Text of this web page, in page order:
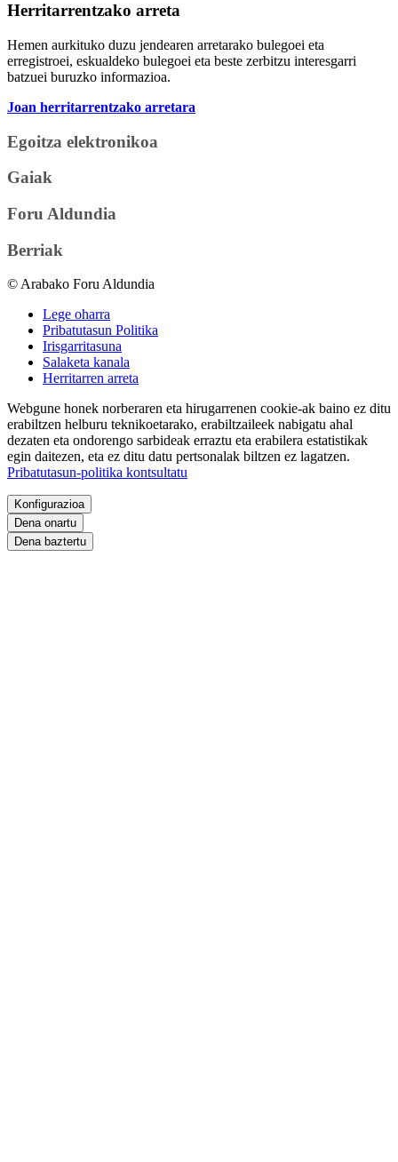
Herritarrentzako arreta
Hemen aurkituko duzu jendearen arretarako bulegoei eta
erregistroei, eskualdeko bulegoei eta beste zerbitzu interesgarri
batzuei buruzko informazioa.
Joan herritarrentzako arretara
Egoitza elektronikoa
Gaiak
Foru Aldundia
Berriak
© Arabako Foru Aldundia
Lege oharra
Pribatutasun Politika
Irisgarritasuna
Salaketa kanala
Herritarren arreta
Webgune honek norberaren eta hirugarrenen cookie-ak baino ez ditu
erabiltzen helburu teknikoetarako, erabiltzaileek nabigatu ahal
dezaten eta ondorengo sarbideak erraztu eta erabilera estatistikak
egin daitezen, eta ez ditu datu pertsonalak biltzen ez lagatzen.
Pribatutasun-politika kontsultatu
Konfigurazioa
Dena onartu
Dena baztertu